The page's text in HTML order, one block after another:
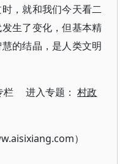
，就和我们今天看二
生了变化，但基本精
的结晶，是人类文明
栏 进入专题：村政
）